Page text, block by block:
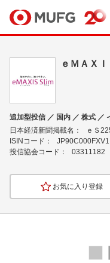
ｅＭＡＸ
追加型投信 ／ 国内 ／ 株式 ／
日本経済新聞掲載名：
ｅＳ
ISINコード：
JP90C000FXV1
投信協会コード：
03311182
お気に入り登録